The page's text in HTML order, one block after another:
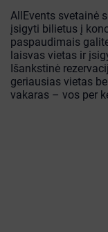
AllEvents svetainė
įsigyti bilietus į
paspaudimais
laisvas vietas ir
Išankstinė
geriausias vietas
vakaras – vos per